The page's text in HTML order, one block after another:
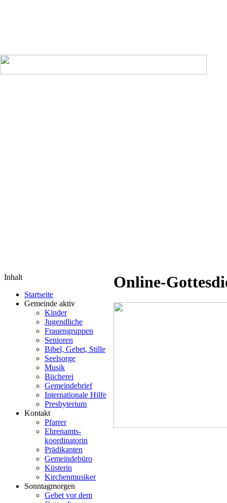
Inhalt
Startseite
Gemeinde aktiv
Kinder
Jugendliche
Frauengruppen
Senioren
Bibel, Gebet, Stille
Seelsorge
Musik
Bücherei
Gemeindebrief
Internationale Hilfe
Presbyterium
Kontakt
Pfarrer
Ehrenamts-
koordinatorin
Prädikanten
Gemeindebüro
Küsterin
Kirchenmusiker
Sonntagmorgen
Gebet vor dem
Online-